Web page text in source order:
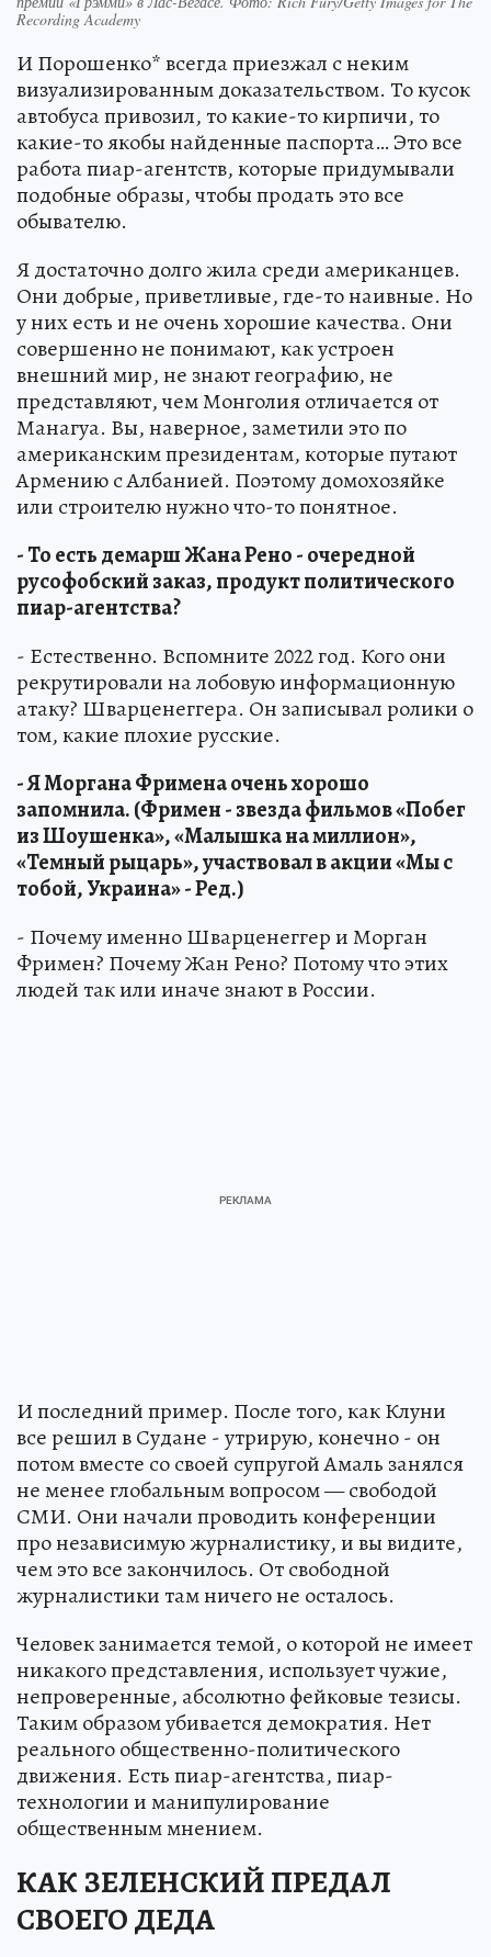
Recording Academy
И Порошенко* всегда приезжал с неким
визуализированным доказательством. То кусок
автобуса привозил, то какие-то кирпичи, то
какие-то якобы найденные паспорта… Это все
работа пиар-агентств, которые придумывали
подобные образы, чтобы продать это все
обывателю.
Я достаточно долго жила среди американцев.
Они добрые, приветливые, где-то наивные. Но
у них есть и не очень хорошие качества. Они
совершенно не понимают, как устроен
внешний мир, не знают географию, не
представляют, чем Монголия отличается от
Манагуа. Вы, наверное, заметили это по
американским президентам, которые путают
Армению с Албанией. Поэтому домохозяйке
или строителю нужно что-то понятное.
- То есть демарш Жана Рено - очередной
русофобский заказ, продукт политического
пиар-агентства?
- Естественно. Вспомните 2022 год. Кого они
рекрутировали на лобовую информационную
атаку? Шварценеггера. Он записывал ролики о
том, какие плохие русские.
- Я Моргана Фримена очень хорошо
запомнила. (Фримен - звезда фильмов «Побег
из Шоушенка», «Малышка на миллион»,
«Темный рыцарь», участвовал в акции «Мы с
тобой, Украина» - Ред.)
- Почему именно Шварценеггер и Морган
Фримен? Почему Жан Рено? Потому что этих
людей так или иначе знают в России.
И последний пример. После того, как Клуни
все решил в Судане - утрирую, конечно - он
потом вместе со своей супругой Амаль занялся
не менее глобальным вопросом — свободой
СМИ. Они начали проводить конференции
про независимую журналистику, и вы видите,
чем это все закончилось. От свободной
журналистики там ничего не осталось.
Человек занимается темой, о которой не имеет
никакого представления, использует чужие,
непроверенные, абсолютно фейковые тезисы.
Таким образом убивается демократия. Нет
реального общественно-политического
движения. Есть пиар-агентства, пиар-
технологии и манипулирование
общественным мнением.
КАК ЗЕЛЕНСКИЙ ПРЕДАЛ
СВОЕГО ДЕДА